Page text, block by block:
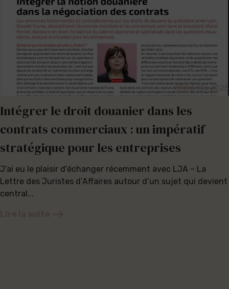
06 Mai 2025
Intégrer le droit douanier dans les
contrats commerciaux : un impératif
stratégique pour les entreprises
J’ai eu le plaisir d’échanger récemment avec LJA – La
Lettre des Juristes d’Affaires autour d’un sujet qui devient
central...